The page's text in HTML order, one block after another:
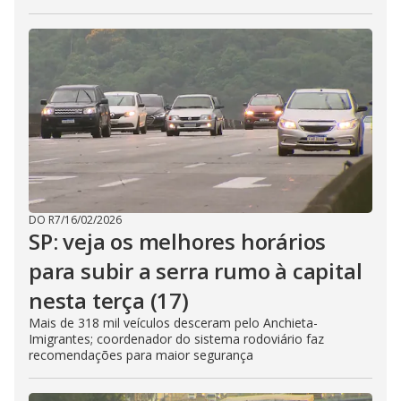
DO R7/16/02/2026
SP: veja os melhores horários
para subir a serra rumo à capital
nesta terça (17)
Mais de 318 mil veículos desceram pelo Anchieta-
Imigrantes; coordenador do sistema rodoviário faz
recomendações para maior segurança